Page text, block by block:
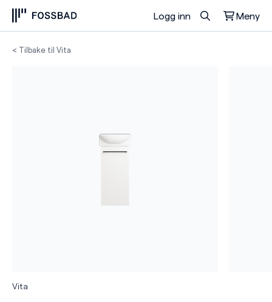
Logg inn Meny
Du har ingen produkter i handlekurven.
< Tilbake til Vita
Vita